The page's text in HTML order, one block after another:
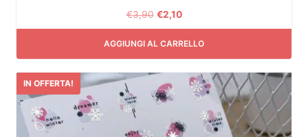
€3,90 €2,10
AGGIUNGI AL CARRELLO
IN OFFERTA!